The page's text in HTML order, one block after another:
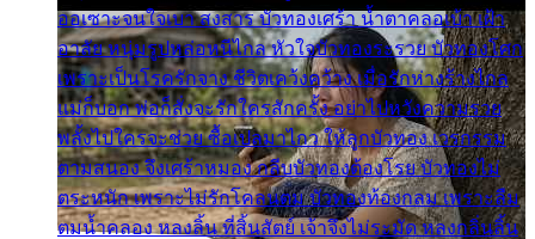
ออเซาะจนใจเบา สงสาร บัวทองเศร้า น้ำตาคลอเบ้า เฝ้า
อาลัย หนุ่มรูปหล่อหนีไกล หัวใจบัวทองระรวย บัวทองโศก
เพราะเป็นโรครักจาง ชีวิตเคว้งคว้าง เมื่อรักห่างร้างไกล
แม่ก็บอก พ่อก็สั่งจะรักใครสักครั้ง อย่าไปหวังความรวย
พลั้งไปใครจะช่วย ซื้อเปลมาไกว ให้ลูกบัวทอง เวรกรรม
ตามสนอง จึงเศร้าหมอง กลีบบัวทองต้องโรย บัวทองไม่
ตระหนัก เพราะไม่รักโคลนตม บัวทองท้องกลม เพราะลืม
ตมน้ำคลอง หลงลิ้น ที่สิ้นสัตย์ เจ้าจึงไม่ระมัด หลงกลิ่นลิ้น